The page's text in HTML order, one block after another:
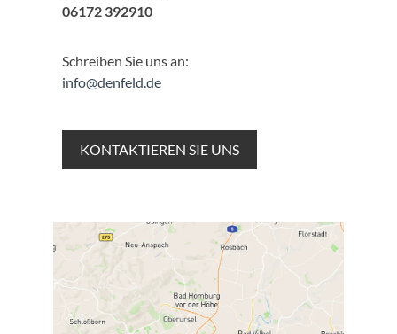
06172 392910
Schreiben Sie uns an:
info@denfeld.de
KONTAKTIEREN SIE UNS